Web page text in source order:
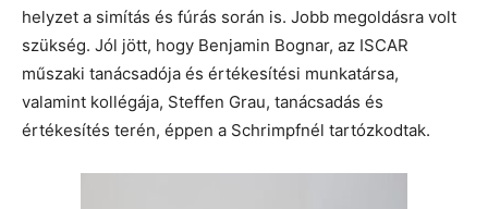
helyzet a simítás és fúrás során is. Jobb megoldásra volt
szükség. Jól jött, hogy Benjamin Bognar, az ISCAR
műszaki tanácsadója és értékesítési munkatársa,
valamint kollégája, Steffen Grau, tanácsadás és
értékesítés terén, éppen a Schrimpfnél tartózkodtak.